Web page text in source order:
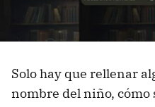
Solo hay que rellenar
nombre del niño, cómo